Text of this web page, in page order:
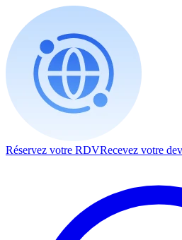
Réservez votre RDVRecevez votre